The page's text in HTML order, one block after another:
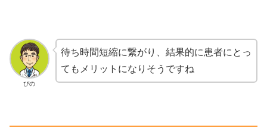
ぴの
待ち時間短縮に繋がり、結果的に患者にとっ
てもメリットになりそうですね